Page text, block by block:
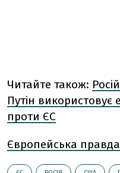
Читайте також:
Путін використовує
проти ЄС
Європейська правда